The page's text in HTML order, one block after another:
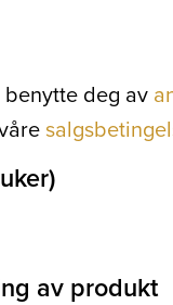
deg av
av produkt